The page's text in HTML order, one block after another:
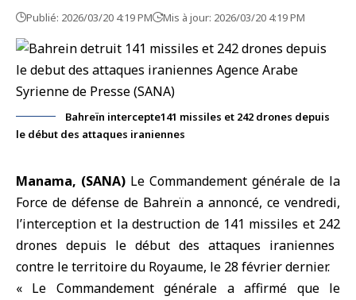
Publié: 2026/03/20 4:19 PM Mis à jour: 2026/03/20 4:19 PM
Bahreïn intercepte141 missiles et 242 drones depuis
le début des attaques iraniennes
Manama, (SANA) Le Commandement générale de la
Force de défense de Bahreïn a annoncé, ce vendredi,
l’interception et la destruction de 141 missiles et 242
drones depuis le début des attaques iraniennes
contre le territoire du Royaume, le 28 février dernier.
« Le Commandement générale a affirmé que le